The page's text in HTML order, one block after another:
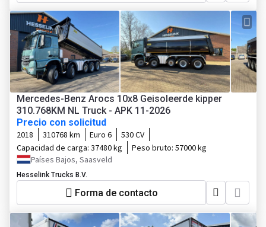
Mercedes-Benz Arocs 10x8 Geisoleerde kipper
310.768KM NL Truck - APK 11-2026
Precio con solicitud
2018 310768 km Euro 6
530 CV
Capacidad de carga: 37480 kg Peso bruto: 57000 kg
Países Bajos, Saasveld
Hesselink Trucks B.V.
Forma de contacto